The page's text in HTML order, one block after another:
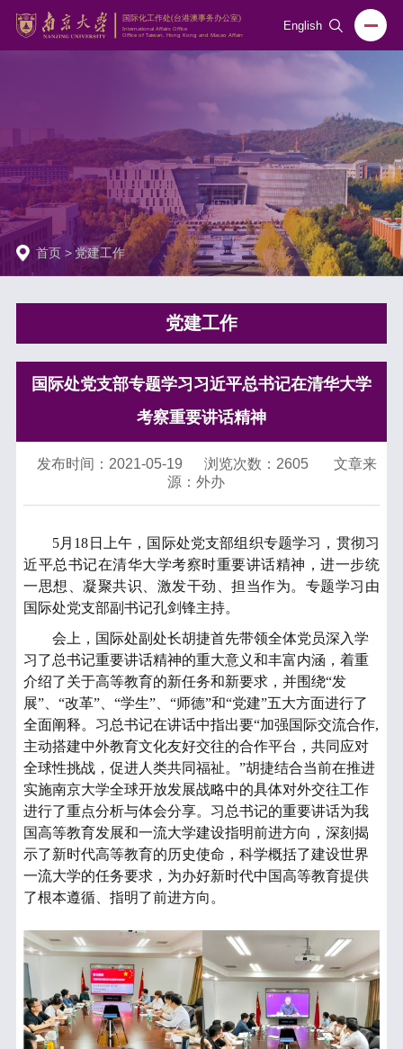
English
首页 > 党建工作
党建工作
国际处党支部专题学习习近平总书记在清华大学
考察重要讲话精神
发布时间：2021-05-19 浏览次数： 2605
文章来
源：外办
5月 18 日 上午 ， 国际处党支部组织专题学习，贯彻习
近平总书记在清华大学考察时重要讲话精神 ，进一步统
一思想、凝聚共识、激发干劲、担当作为。专题学习 由
国际处党支部副书记孔剑锋主持。
会上，国际处副处长胡捷首先带领全体党员深入学
习了总书记重要讲话精神的重大意义和丰富内涵，着重
介绍了关于高等教育的新任务和新要求，并围绕“发
展”、“改革”、“学生”、“师德”和“党建”五大方面进行了
全面阐释。习总书记在讲话中指出要“加强国际交流合作,
主动搭建中外教育文化友好交往的合作平台，共同应对
全球性挑战，促进人类共同福祉。”胡捷结合当前在推进
实施南京大学全球开放发展战略中的具体对外交往工作
进行了重点分析与体会分享。习总书记的重要讲话为我
国高等教育发展和一流大学建设指明前进方向，深刻揭
示了新时代高等教育的历史使命，科学概括了建设世界
一流大学的任务要求，为办好新时代中国高等教育提供
了根本遵循、指明了前进方向。